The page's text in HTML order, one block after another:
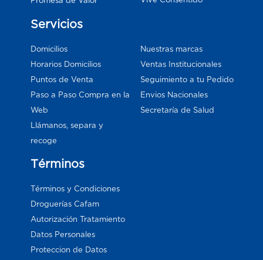
Servicios
Domicilios
Horarios Domicilios
Puntos de Venta
Paso a Paso Compra en la
Web
Llámanos, separa y
recoge
Nuestras marcas
Ventas Institucionales
Seguimiento a tu Pedido
Envios Nacionales
Secretaría de Salud
Términos
Términos y Condiciones
Droguerías Cafam
Autorización Tratamiento
Datos Personales
Proteccion de Datos